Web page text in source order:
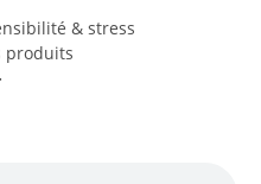
& stress
produits